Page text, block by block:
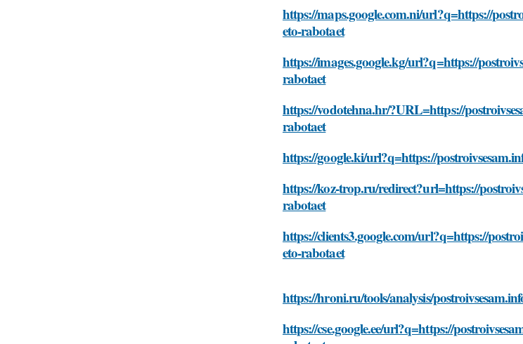
https://maps.google.com.ni/url?q=https://
eto-rabotaet
https://images.google.kg/url?q=https://
rabotaet
https://vodotehna.hr/?URL=https://
rabotaet
https://google.ki/url?q=https://
https://koz-trop.ru/redirect?url=https://
rabotaet
https://clients3.google.com/url?q=https://
eto-rabotaet
https://hroni.ru/tools/analysis/
https://cse.google.ee/url?q=https://